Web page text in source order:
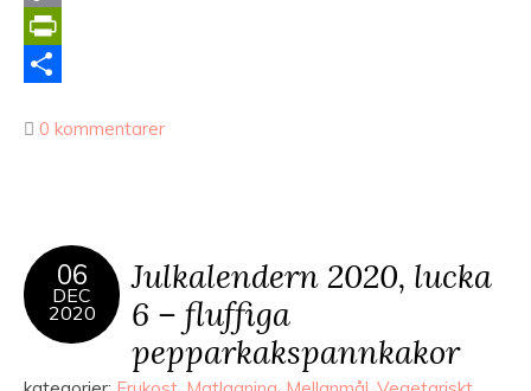
Copy
Link
PrintFriendly
0 kommentarer
06
DEC
2020
Julkalendern 2020, lucka
6 – fluffiga
pepparkakspannkakor